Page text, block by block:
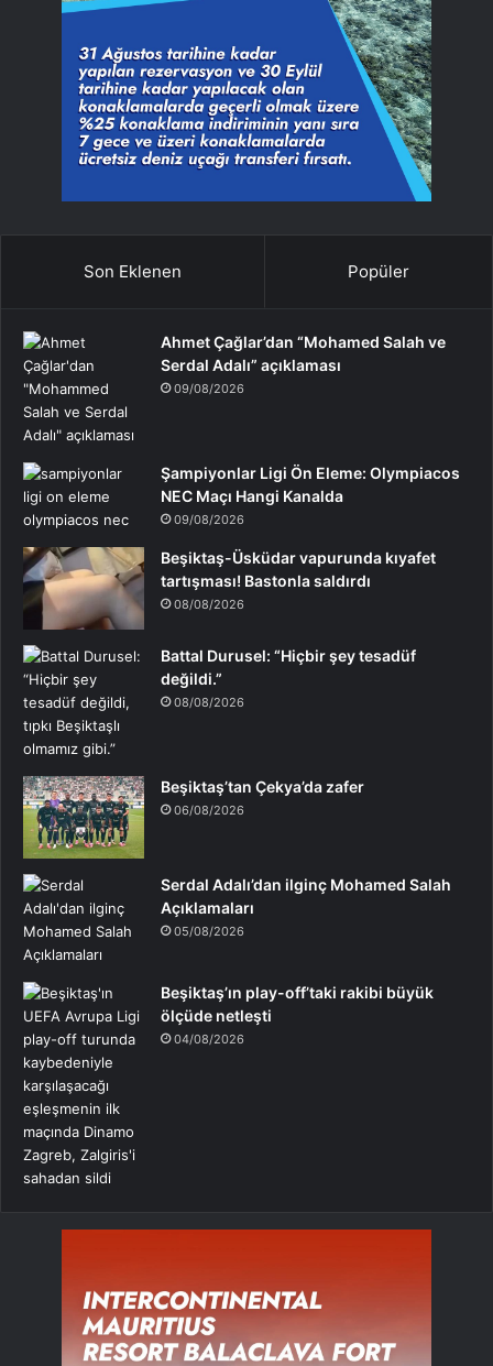
Son Eklenen Popüler
Ahmet Çağlar’dan “Mohamed Salah ve
Serdal Adalı” açıklaması
09/08/2026
Şampiyonlar Ligi Ön Eleme: Olympiacos
NEC Maçı Hangi Kanalda
09/08/2026
Beşiktaş-Üsküdar vapurunda kıyafet
tartışması! Bastonla saldırdı
08/08/2026
Battal Durusel: “Hiçbir şey tesadüf
değildi.”
08/08/2026
Beşiktaş’tan Çekya’da zafer
06/08/2026
Serdal Adalı’dan ilginç Mohamed Salah
Açıklamaları
05/08/2026
Beşiktaş’ın play-off’taki rakibi büyük
ölçüde netleşti
04/08/2026